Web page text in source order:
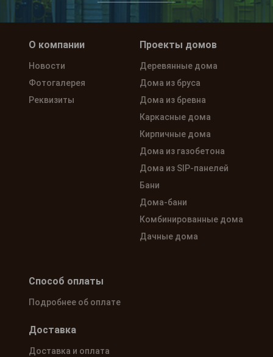
О компании
Новости
Фотогалерея
Реквизиты
Проекты домов
Деревянные дома
Дома из бруса
Дома из бревна
Каркасные дома
Кирпичные дома
Дома из газобетона
Дома из SIP-панелей
Бани
Дома-бани
Комбинированные дома
Дачные дома
Способ оплаты
Подробнее об оплате
Доставка
Доставка и оплата